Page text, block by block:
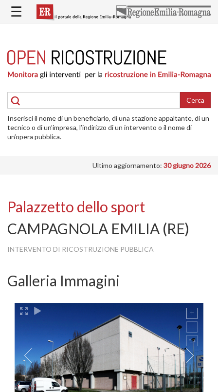
contenuto
RICOSTRUZIONE
PUBBLICA
DELLE
ABITAZIONI
RICOSTRUZIONE
ATTIVITÀ
INTERVENTI
SI
☰
Cerca
Inserisci il nome di un beneficiario, di una stazione appaltante, di un
tecnico o di un’impresa, l’indirizzo di un intervento o il nome di
un’opera pubblica.
Ultimo aggiornamento: 30 giugno 2026
Palazzetto dello sport
CAMPAGNOLA EMILIA (RE)
INTERVENTO DI RICOSTRUZIONE PUBBLICA
Galleria Immagini